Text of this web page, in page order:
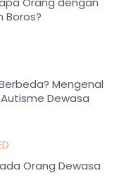
Boros?
Mengenal
Dewasa
Orang Dewasa